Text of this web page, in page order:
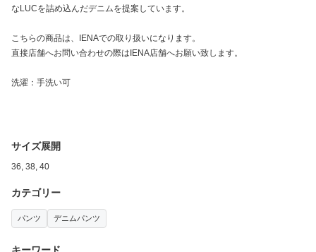
なLUCを詰め込んだデニムを提案しています。
こちらの商品は、IENAでの取り扱いになります。
直接店舗へお問い合わせの際はIENA店舗へお願い致します。
洗濯：手洗い可
サイズ展開
36, 38, 40
カテゴリー
パンツ デニムパンツ